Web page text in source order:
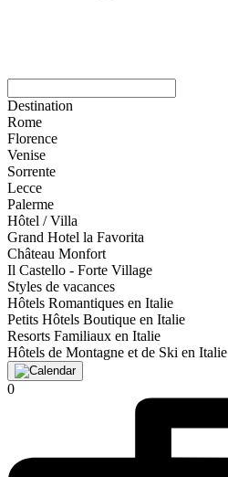
Destination
Rome
Florence
Venise
Sorrente
Lecce
Palerme
Hôtel / Villa
Grand Hotel la Favorita
Château Monfort
Il Castello - Forte Village
Styles de vacances
Hôtels Romantiques en Italie
Petits Hôtels Boutique en Italie
Resorts Familiaux en Italie
Hôtels de Montagne et de Ski en Italie
0